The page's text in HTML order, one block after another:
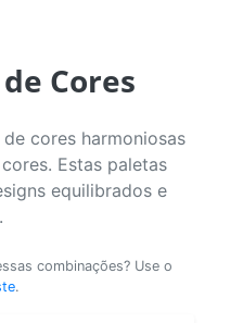
Cores
cores harmoniosas
Estas paletas
equilibrados e
combinações? Use o
.